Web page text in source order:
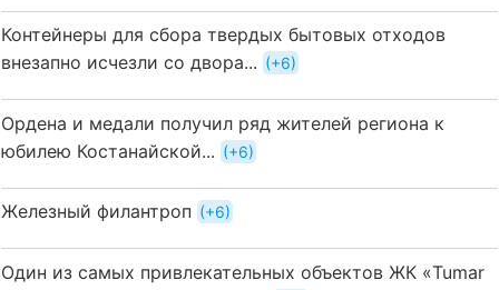
Контейнеры для сбора твердых бытовых отходов
внезапно исчезли со двора...
+6
Ордена и медали получил ряд жителей региона к
юбилею Костанайской...
+6
Железный филантроп +6
Один из самых привлекательных объектов ЖК «Tumar